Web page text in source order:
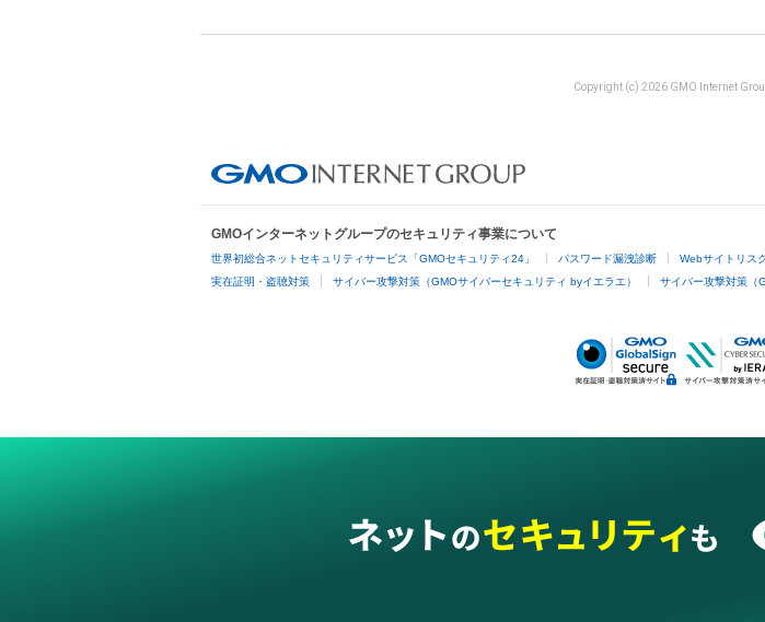
Copyright (c) 2026 GMO Internet
GMOインターネットグループのセキュリティ事業について
世界初総合ネットセキュリティサービス「GMOセキュリティ24」 パスワード漏洩診断 Webサイトリス
実在証明・盗聴対策 サイバー攻撃対策（GMOサイバーセキュリティ byイエラエ） サイバー攻撃対策（